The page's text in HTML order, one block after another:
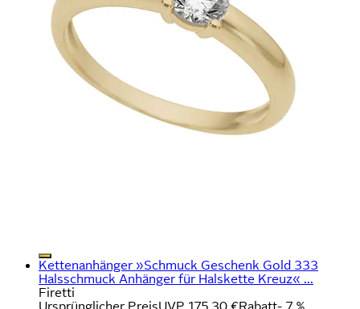
Kettenanhänger »Schmuck Geschenk Gold 333
Halsschmuck Anhänger für Halskette Kreuz« ...
Firetti
Ursprünglicher PreisUVP 175,30 €Rabatt- 7 %